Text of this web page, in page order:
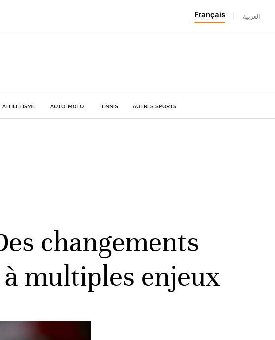
Français العربية
ATHLÉTISME AUTO-MOTO TENNIS AUTRES SPORTS
changements
multiples enjeux